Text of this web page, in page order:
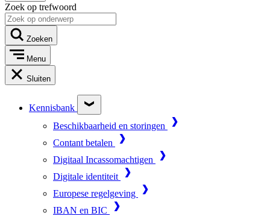
Zoek op trefwoord
Zoeken
Menu
Sluiten
Kennisbank
Beschikbaarheid en storingen
Contant betalen
Digitaal Incassomachtigen
Digitale identiteit
Europese regelgeving
IBAN en BIC